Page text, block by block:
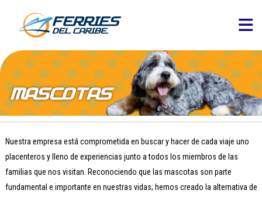
Nuestra empresa está comprometida en buscar y hacer de cada viaje uno
placenteros y lleno de experiencias junto a todos los miembros de las
familias que nos visitan. Reconociendo que las mascotas son parte
fundamental e importante en nuestras vidas; hemos creado la alternativa de